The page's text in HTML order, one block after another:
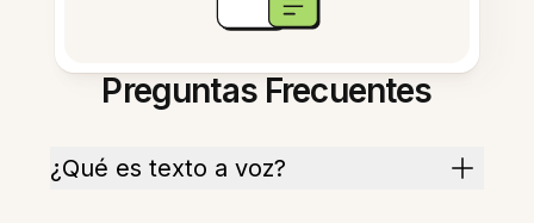
Preguntas Frecuentes
¿Qué es texto a voz?